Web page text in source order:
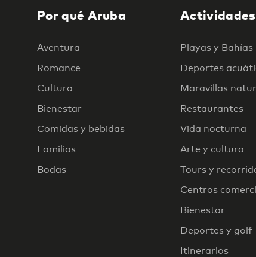
Por qué Aruba
Aventura
Romance
Cultura
Bienestar
Comidas y bebidas
Familias
Bodas
Actividades
Playas y Bahías
Deportes
Maravillas
Restaurantes
Vida nocturna
Arte y cultura
Tours y
Centros
Bienestar
Deportes y golf
Itinerarios